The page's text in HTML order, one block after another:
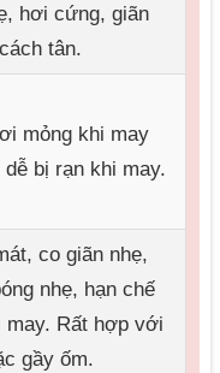
hơi cứng, giãn
tân.
mỏng khi may
bị rạn khi may.
co giãn nhẹ,
nhẹ, hạn chế
Rất hợp với
gầy ốm.